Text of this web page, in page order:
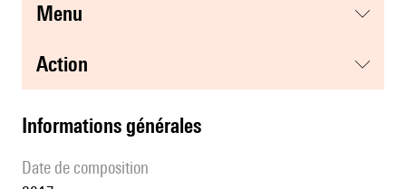
menu
action
informations générales
date de composition